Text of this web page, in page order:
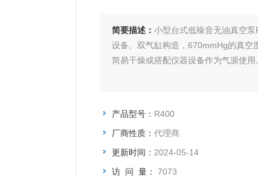
简要描述： 小型台式低噪音无油真空
设备。双气缸构造，670mmHg的真空
简易干燥或搭配仪器设备作为气源使用
产品型号： R400
厂商性质： 代理商
更新时间： 2024-05-14
访 问 量： 7073